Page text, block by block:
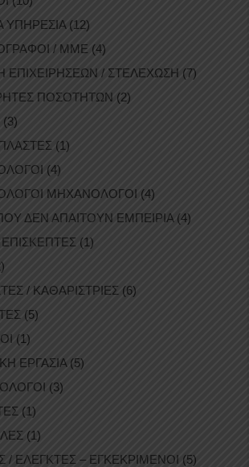
ΥΠΗΡΕΣΙΑ(12)
/ ΜΜΕ (4)
ΕΠΙΧΕΙΡΗΣΕΩΝ / ΣΤΕΛΕΧΩΣΗ (7)
ΠΟΣΟΤΗΤΩΝ (2)
(3)
(1)
(4)
ΜΗΧΑΝΟΛΟΓΟΙ (4)
ΔΕΝ ΑΠΑΙΤΟΥΝ ΕΜΠΕΙΡΙΑ (4)
ΕΠΙΣΚΕΠΤΕΣ (1)
/ ΚΑΘΑΡΙΣΤΡΙΕΣ (6)
(5)
(1)
ΕΡΓΑΣΙΑ(5)
(3)
(1)
(1)
/ ΕΛΕΓΚΤΕΣ – ΕΓΚΕΚΡΙΜΕΝΟΙ (5)